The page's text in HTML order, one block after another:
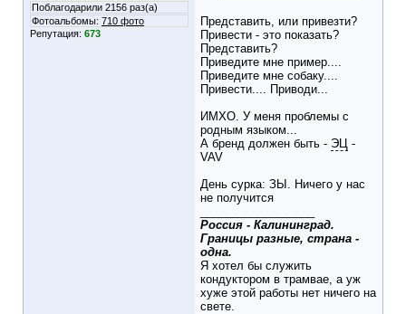
Поблагодарили 2156 раз(а)
Фотоальбомы: 710 фото
Репутация: 673
Представить, или привезти?
Привести - это показать?
Представить?
Приведите мне пример....
Приведите мне собаку....
Привести.... Приводи...
ИМХО. У меня проблемы с
родным языком...
А бренд должен быть - ЭЦ -
VAV
День сурка: ЗЫ. Ничего у нас
не получится
Россия - Калининград.
Границы разные, страна -
одна.
Я хотел бы служить
кондуктором в трамвае, а уж
хуже этой работы нет ничего на
свете.